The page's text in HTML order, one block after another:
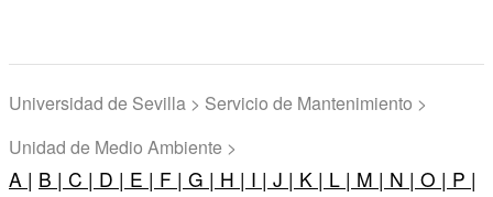
Universidad de Sevilla > Servicio de Mantenimiento >
Unidad de Medio Ambiente >
A | B | C | D | E | F | G | H | I | J | K | L | M | N | O | P |